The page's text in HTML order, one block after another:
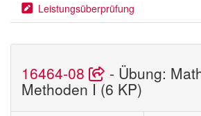
Leistungsüberprüfung
16464-08 - Übung:
Methoden I (6 KP)